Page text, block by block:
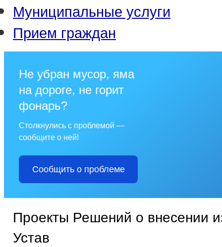
Муниципальные услуги
Прием граждан
Не убран мусор, яма
на дороге, не горит
фонарь?
Столкнулись с проблемой —
сообщите о ней!
Сообщить о проблеме
Проекты Решений о внесении
Устав